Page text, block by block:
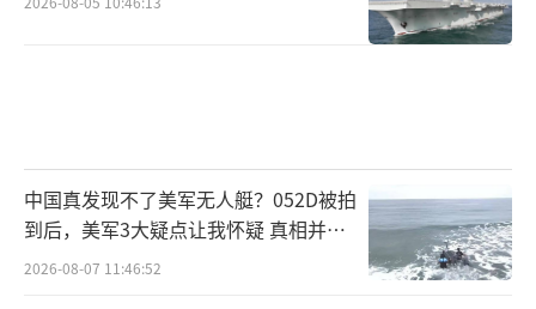
中国真发现不了美军无人艇？052D被拍
到后，美军3大疑点让我怀疑 真相并非
如此
2026-08-07 11:46:52